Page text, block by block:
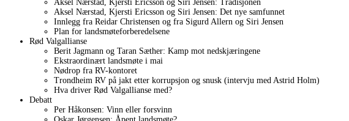
Aksel Nærstad, Kjersti Ericsson og Siri Jensen: Tradisjonen
Aksel Nærstad, Kjersti Ericsson og Siri Jensen: Det nye samfunnet
Innlegg fra Reidar Christensen og fra Sigurd Allern og Siri Jensen
Plan for landsmøteforberedelsene
Rød Valgallianse
Berit Jagmann og Taran Sæther: Kamp mot nedskjæringene
Ekstraordinært landsmøte i mai
Nødrop fra RV-kontoret
Trondheim RV på jakt etter korrupsjon og snusk (intervju med Astrid Holm)
Hva driver Rød Valgallianse med?
Debatt
Per Håkonsen: Vinn eller forsvinn